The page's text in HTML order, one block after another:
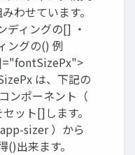
わせています。
ディングの[] ・
ングの() 例
は、下記の
ンポーネント（
ット[]します。
sizer ）から
出来ます。